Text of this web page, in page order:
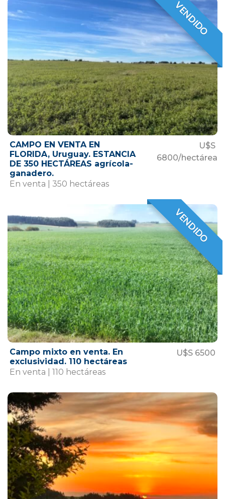
VENDIDO
VENDIDO
CAMPO EN VENTA EN
FLORIDA, Uruguay. ESTANCIA
DE 350 HECTÁREAS agrícola-
ganadero.
U$S
6800/hectárea
En venta | 350 hectáreas
VENDIDO
VENDIDO
Campo mixto en venta. En
exclusividad. 110 hectáreas
U$S 6500
En venta | 110 hectáreas